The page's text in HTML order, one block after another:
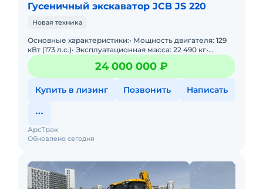
Гусеничный экскаватор JCB JS 220
Новая техника
Основные характеристики:• Мощность двигателя: 129
кВт (173 л.с.)• Эксплуатационная масса: 22 490 кг•
Двигатель: JCB Dieselmax, 4,8 литра, 4-цилин
24 000 000 ₽
Купить в лизинг Позвонить Написать
Обновлено сегодня
АрсТрак